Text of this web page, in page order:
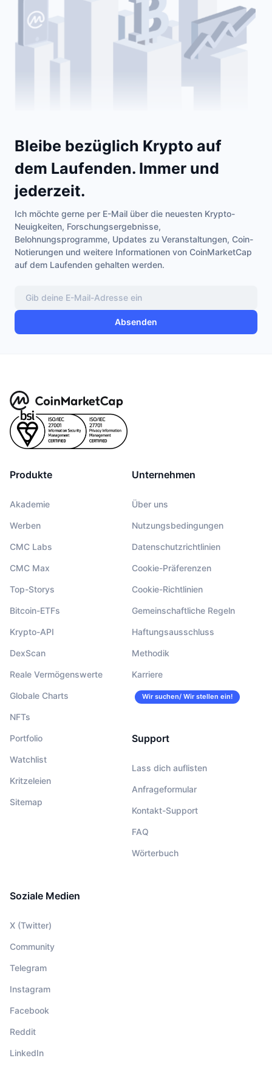
Im Trend
Neu
Technologie
NFT
NFT-Statistiken insgesamt
Krypto-ETFs
Bitcoin-ETFs
RSI
MACD
Derivate
Überblick
Liquidationen
Finanzierungsraten
CMC MCP
Lernen
Videos
Wörterbuch
Airdrops
Diamant-Prämien
Lernen und verdienen
Kalender
Bleibe bezüglich Krypto auf
dem Laufenden. Immer und
jederzeit.
Ich möchte gerne per E-Mail über die neuesten Krypto-
Neuigkeiten, Forschungsergebnisse,
Belohnungsprogramme, Updates zu Veranstaltungen, Coin-
Notierungen und weitere Informationen von CoinMarketCap
auf dem Laufenden gehalten werden.
Absenden
Produkte
Akademie
Werben
CMC Labs
CMC Max
Top-Storys
Bitcoin-ETFs
Krypto-API
DexScan
Reale Vermögenswerte
Globale Charts
NFTs
Portfolio
Watchlist
Kritzeleien
Sitemap
Unternehmen
Über uns
Nutzungsbedingungen
Datenschutzrichtlinien
Cookie-Präferenzen
Cookie-Richtlinien
Gemeinschaftliche Regeln
Haftungsausschluss
Methodik
Karriere
Wir suchen/ Wir stellen ein!
Support
Lass dich auflisten
Anfrageformular
Kontakt-Support
FAQ
Wörterbuch
Soziale Medien
X (Twitter)
Community
Telegram
Instagram
Facebook
Reddit
LinkedIn